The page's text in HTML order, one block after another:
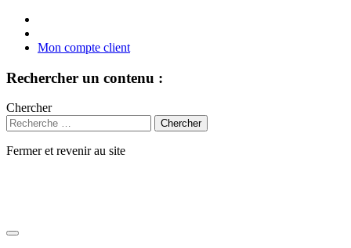
Mon compte client
Rechercher un contenu :
Chercher
Fermer et revenir au site